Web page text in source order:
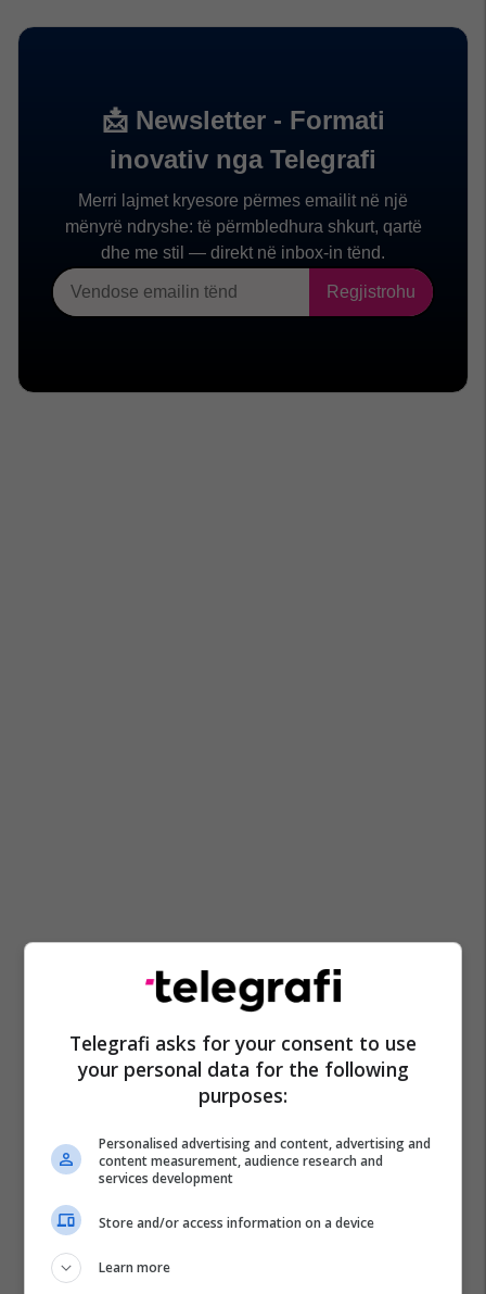
Telegrafi asks for your consent to use
your personal data for the following
purposes:
Personalised advertising and content, advertising and
content measurement, audience research and
services development
Store and/or access information on a device
Learn more